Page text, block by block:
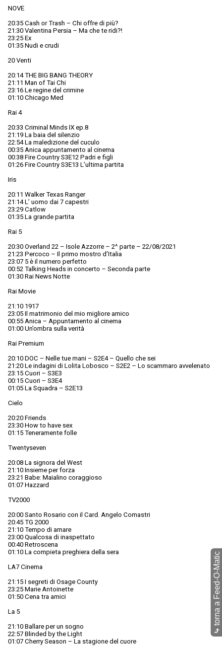
NOVE
20:35 Cash or Trash – Chi offre di più?
21:30 Valentina Persia – Ma che te ridi?!
23:25 Ex
01:35 Nudi e crudi
20 Venti
20:14 THE BIG BANG THEORY
21:11 Man of Tai Chi
23:16 Le regine del crimine
01:10 Chicago Med
Rai 4
20:33 Criminal Minds IX ep.8
21:19 La baia del silenzio
22:54 La maledizione del cuculo
00:35 Anica appuntamento al cinema
00:38 Fire Country S3E12 Padri e figli
01:26 Fire Country S3E13 L’ultima partita
Iris
20:11 Walker Texas Ranger
21:14 L’ uomo dai 7 capestri
23:29 Catlow
01:35 La grande partita
Rai 5
20:30 Overland 22 – Isole Azzorre – 2^ parte – 22/08/2021
21:23 Percoco – Il primo mostro d’Italia
23:07 5 è il numero perfetto
00:52 Talking Heads in concerto – Seconda parte
01:30 Rai News Notte
Rai Movie
21:10 1917
23:05 Il matrimonio del mio migliore amico
00:55 Anica – Appuntamento al cinema
01:00 Un’ombra sulla verità
Rai Premium
20:10 DOC – Nelle tue mani – S2E4 – Quello che sei
21:20 Le indagini di Lolita Lobosco – S2E2 – Lo scammaro avvelenato
23:15 Cuori – S3E3
00:15 Cuori – S3E4
01:05 La Squadra – S2E13
Cielo
20:20 Friends
23:30 How to have sex
01:15 Teneramente folle
Twentyseven
20:08 La signora del West
21:10 Insieme per forza
23:21 Babe: Maialino coraggioso
01:07 Hazzard
TV2000
20:00 Santo Rosario con il Card. Angelo Comastri
20:45 TG 2000
21:10 Tempo di amare
23:00 Qualcosa di inaspettato
00:40 Retroscena
01:10 La compieta preghiera della sera
LA7 Cinema
21:15 I segreti di Osage County
23:25 Marie Antoinette
01:50 Cena tra amici
La 5
21:10 Ballare per un sogno
22:57 Blinded by the Light
01:07 Cherry Season – La stagione del cuore
⤷
torna a Feed-O-Matic